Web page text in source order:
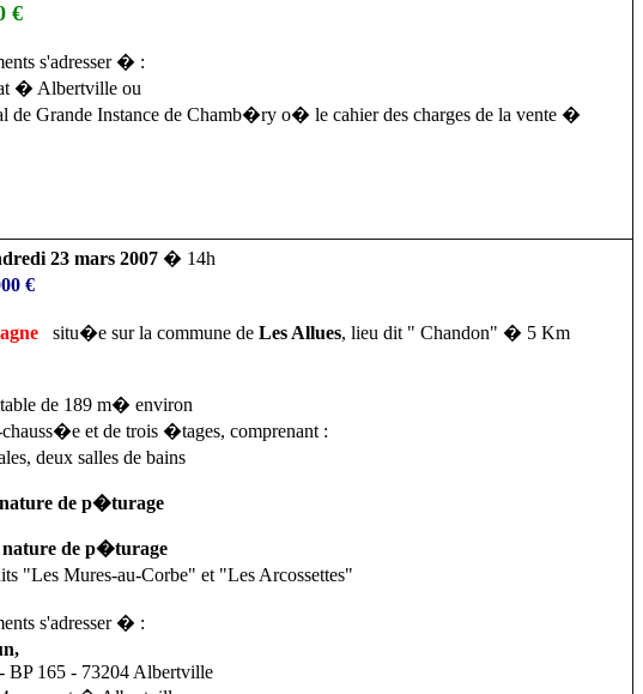
€
s'adresser � :
� Albertville ou
de Grande Instance de Chamb�ry o� le cahier des charges de la vente �
23 mars 2007 � 14h
€
situ�e sur la commune de Les Allues, lieu dit " Chandon" � 5 Km
de 189 m� environ
et de trois �tages, comprenant :
deux salles de bains
de p�turage
de p�turage
"Les Mures-au-Corbe" et "Les Arcossettes"
s'adresser � :
BP 165 - 73204 Albertville